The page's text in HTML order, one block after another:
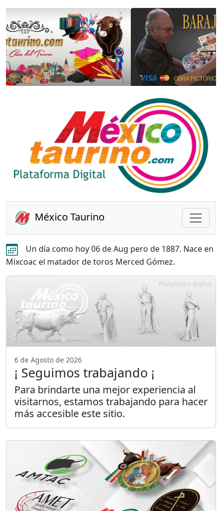
Anterior
México Taurino
Un día como hoy 06 de Aug pero de 1887. Nace en
Mixcoac el matador de toros Merced Gómez.
6 de Agosto de 2026
¡ Seguimos trabajando ¡
Para brindarte una mejor experiencia al
visitarnos, estamos trabajando para hacer
más accesible este sitio.